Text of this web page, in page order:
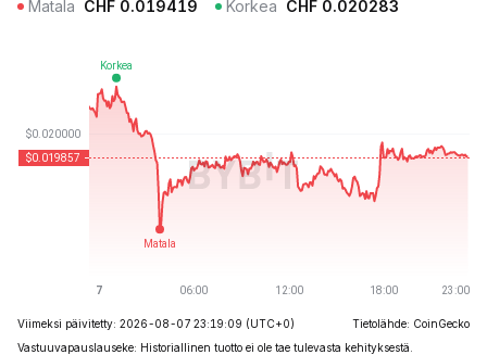
Matala CHF 0.019419 Korkea CHF 0.020283
Viimeksi päivitetty: 2026-08-07 23:19:09 (UTC+0)
Tietolähde: CoinGecko
Vastuuvapauslauseke: Historiallinen tuotto ei ole tae tulevasta kehityksestä.